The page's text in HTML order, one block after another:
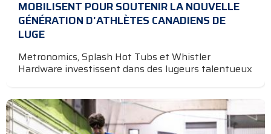
MOBILISENT POUR SOUTENIR LA NOUVELLE
GÉNÉRATION D'ATHLÈTES CANADIENS DE
LUGE
Metronomics, Splash Hot Tubs et Whistler
Hardware investissent dans des lugeurs talentueux